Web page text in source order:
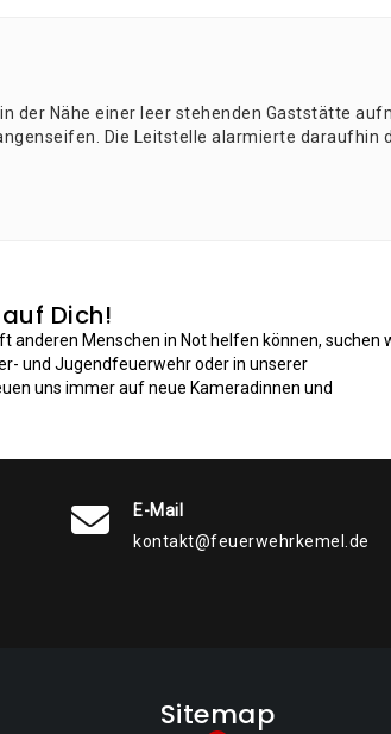
der Nähe einer leer ste­hen­den Gast­stät­te
Die Leit­stel­le alar­mier­te dar­auf­hin
Dich!
anderen Menschen in Not helfen können, suchen
und Jugendfeuerwehr oder in unserer
uns immer auf neue Kameradinnen und
E-Mail
kontakt@feuerwehrkemel.de
Sitemap